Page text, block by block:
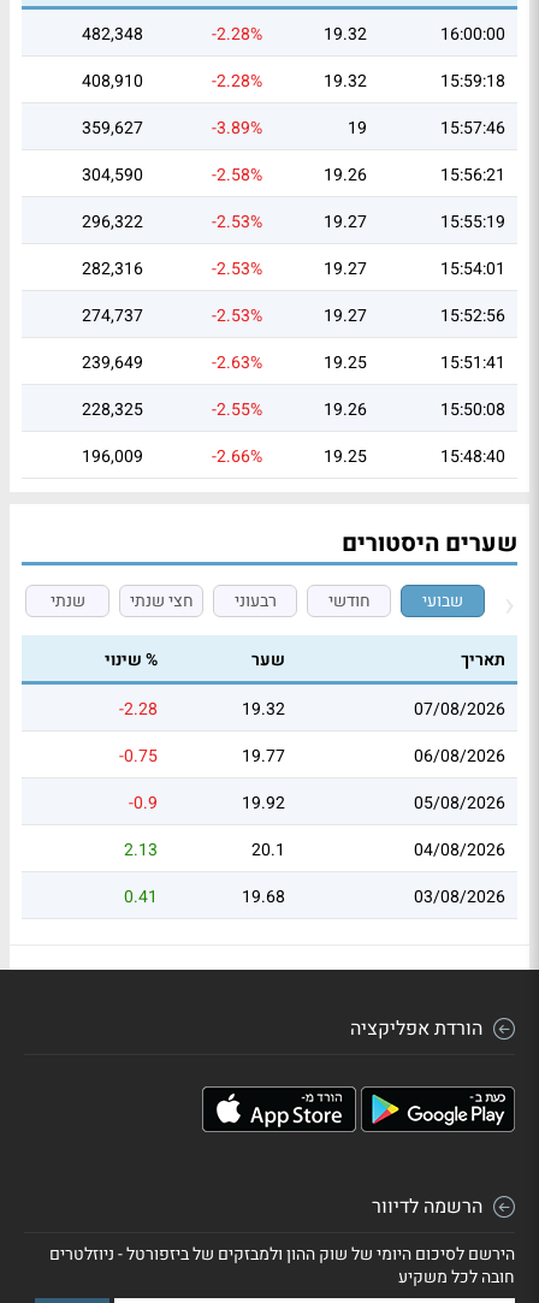
16:00:00
19.32
-2.28%
482,348
15:59:18
19.32
-2.28%
408,910
15:57:46
19
-3.89%
359,627
15:56:21
19.26
-2.58%
304,590
15:55:19
19.27
-2.53%
296,322
15:54:01
19.27
-2.53%
282,316
15:52:56
19.27
-2.53%
274,737
15:51:41
19.25
-2.63%
239,649
15:50:08
19.26
-2.55%
228,325
15:48:40
19.25
-2.66%
196,009
שערים היסטורים
שבועי חודשי רבעוני חצי שנתי שנתי
תאריך שער
% שינוי
07/08/2026
19.32
-2.28
06/08/2026
19.77
-0.75
05/08/2026
19.92
-0.9
04/08/2026
20.1
2.13
03/08/2026
19.68
0.41
הורדת אפליקציה
הרשמה לדיוור
הירשם לסיכום היומי של שוק ההון ולמבזקים של ביזפורטל - ניוזלטרים
חובה לכל משקיע